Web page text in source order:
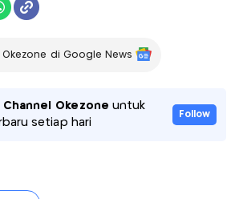
Okezone di Google News
Channel Okezone untuk
setiap hari
Follow